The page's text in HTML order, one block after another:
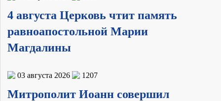
4 августа Церковь чтит память
равноапостольной Марии
Магдалины
03 августа 2026 1207
Митрополит Иоанн совершил